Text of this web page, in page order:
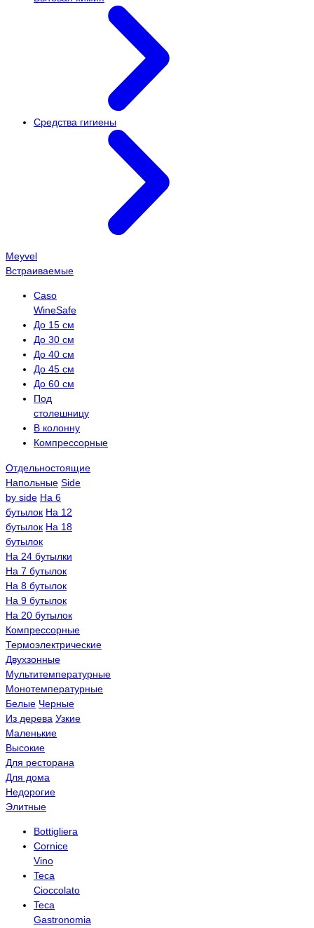
Средства гигиены
Meyvel
Встраиваемые
Caso
WineSafe
До 15 см
До 30 см
До 40 см
До 45 см
До 60 см
Под
столешницу
В колонну
Компрессорные
Отдельностоящие
Напольные Side
by side На 6
бутылок На 12
бутылок На 18
бутылок
На 24 бутылки
На 7 бутылок
На 8 бутылок
На 9 бутылок
На 20 бутылок
Компрессорные
Термоэлектрические
Двухзонные
Мультитемпературные
Монотемпературные
Белые Черные
Из дерева Узкие
Маленькие
Высокие
Для ресторана
Для дома
Недорогие
Элитные
Bottigliera
Cornice
Vino
Teca
Cioccolato
Teca
Gastronomia